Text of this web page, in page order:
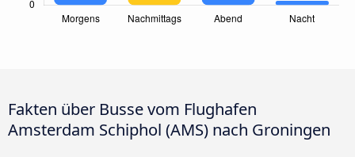
Fakten über Busse vom Flughafen
Amsterdam Schiphol (AMS) nach Groningen